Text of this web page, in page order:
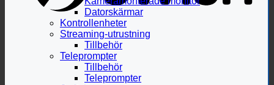
Datorskärmar
Kontrollenheter
Streaming-utrustning
Tillbehör
Teleprompter
Tillbehör
Teleprompter